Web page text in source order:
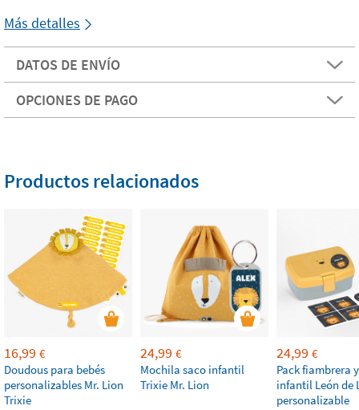
Más detalles
DATOS DE ENVÍO
OPCIONES DE PAGO
Productos relacionados
16,99 €
Doudous para bebés
personalizables Mr. Lion
Trixie
24,99 €
Mochila saco infantil
Trixie Mr. Lion
24,99 €
Pack fiambrera
infantil León de
personalizable